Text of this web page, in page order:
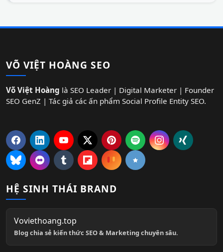
VÕ VIỆT HOÀNG SEO
Võ Việt Hoàng là SEO Leader | Digital Marketer | Founder
SEO GenZ | Tác giả các ấn phẩm Social Profile Entity SEO.
HỆ SINH THÁI BRAND
Voviethoang.top
Blog chia sẻ kiến thức SEO & Marketing chuyên sâu.